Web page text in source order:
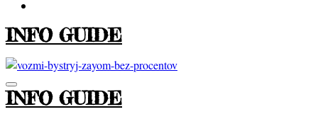
INFO GUIDE
INFO GUIDE